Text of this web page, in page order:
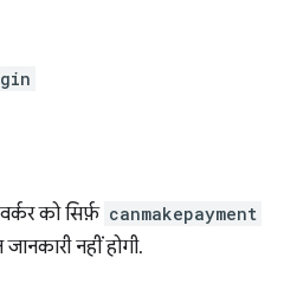
को सिर्फ़ canmakepayment
नहीं होगी.